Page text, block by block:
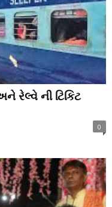
રેલ્વે ની ટિકિટ
0